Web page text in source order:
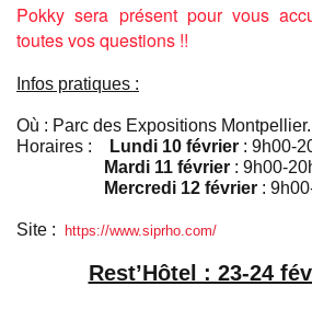
Pokky sera présent pour vous
toutes vos questions !!
Infos pratiques :
Où : Parc des Expositions Montpellier.
Horaires :
Lundi 10 février : 9h00-
Mardi 11 février : 9h00-
Mercredi 12 février :
Site : https://www.siprho.com/
Rest’Hôtel : 23-24